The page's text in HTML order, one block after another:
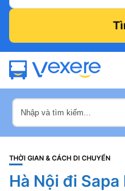
THỜI GIAN & CÁCH DI CHUYỂN
Hà Nội đi